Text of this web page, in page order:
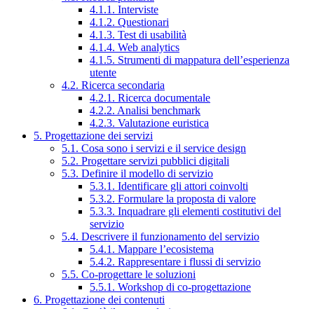
4.1.1. Interviste
4.1.2. Questionari
4.1.3. Test di usabilità
4.1.4. Web analytics
4.1.5. Strumenti di mappatura dell’esperienza
utente
4.2. Ricerca secondaria
4.2.1. Ricerca documentale
4.2.2. Analisi benchmark
4.2.3. Valutazione euristica
5. Progettazione dei servizi
5.1. Cosa sono i servizi e il service design
5.2. Progettare servizi pubblici digitali
5.3. Definire il modello di servizio
5.3.1. Identificare gli attori coinvolti
5.3.2. Formulare la proposta di valore
5.3.3. Inquadrare gli elementi costitutivi del
servizio
5.4. Descrivere il funzionamento del servizio
5.4.1. Mappare l’ecosistema
5.4.2. Rappresentare i flussi di servizio
5.5. Co-progettare le soluzioni
5.5.1. Workshop di co-progettazione
6. Progettazione dei contenuti